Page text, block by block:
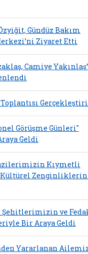
Gündüz Bakım
Ziyaret Etti
Camiye
Görüşme Günleri"
Geldi
Kıymetli
Kültürel
Şehitlerimizin ve
Bir Araya Geldi
Yararlanan